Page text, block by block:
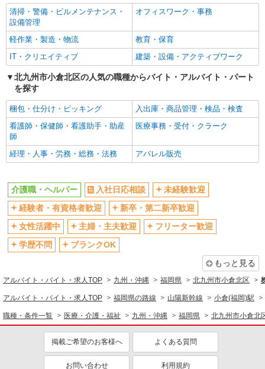
清掃・警備・ビルメンテナンス・
設備管理
オフィスワーク・事務
軽作業・製造・物流
教育・保育
IT・クリエイティブ
建築・設備・アクティブワーク
北九州市小倉北区の人気の職種からバイト・アルバイト・パート
を探す
梱包・仕分け・ピッキング
入出庫・商品管理・検品・検査
看護師・保健師・看護助手・助産
師
医療事務・受付・クラーク
経理・人事・労務・総務・法務 アパレル販売
介護職・ヘルパー 入社日応相談
未経験歓迎
経験者・有資格者歓迎
新卒・第二新卒歓迎
女性活躍中
主婦・主夫歓迎
フリーター歓迎
学歴不問
ブランクOK
もっと見る
アルバイト・バイト・求人TOP 九州・沖縄 福岡県 北九州市小倉北区
アルバイト・バイト・求人TOP 福岡県の路線 山陽新幹線 小倉(福岡)駅
職種・条件一覧 医療・介護・福祉 九州・沖縄 福岡県 北九州市小倉北
掲載ご希望のお客様へ よくある質問
お問い合わせ 利用規約